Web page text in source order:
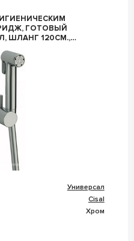
ГОТОВЫЙ
ШЛАНГ 120СМ.,
Универсал
Cisal
Хром